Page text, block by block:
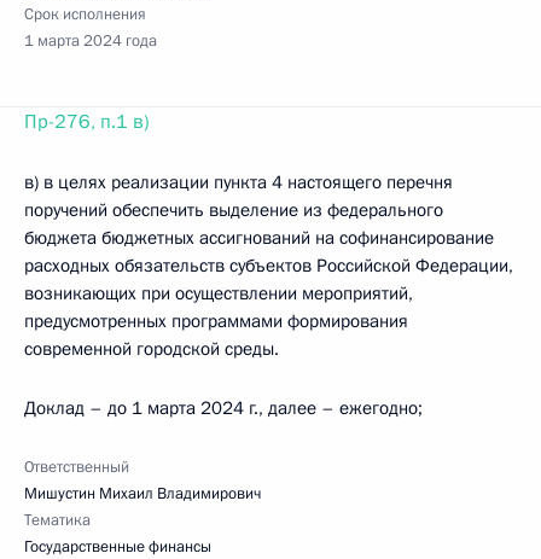
Срок исполнения
1 марта 2024 года
Пр-276, п.1 в)
в) в целях реализации пункта 4 настоящего перечня
поручений обеспечить выделение из федерального
бюджета бюджетных ассигнований на софинансирование
расходных обязательств субъектов Российской Федерации,
возникающих при осуществлении мероприятий,
предусмотренных программами формирования
современной городской среды.
Доклад – до 1 марта 2024 г., далее – ежегодно;
Ответственный
Мишустин Михаил Владимирович
Тематика
Государственные финансы